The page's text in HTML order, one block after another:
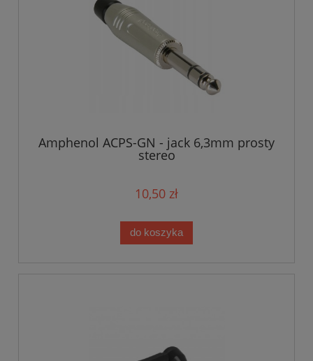
Amphenol ACPS-GN - jack 6,3mm prosty
stereo
10,50 zł
do koszyka